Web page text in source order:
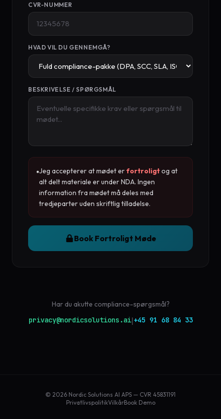
CVR-NUMMER
HVAD VIL DU GENNEMGÅ?
BESKRIVELSE / SPØRGSMÅL
Jeg accepterer at mødet erfortroligtog at
alt delt materiale er under NDA. Ingen
information fra mødet må deles med
tredjeparter uden skriftlig tilladelse.
Book Fortroligt Møde
Har du akutte compliance-spørgsmål?
privacy@nordicsolutions.ai| +45 91 68 84 33
© 2026 Nordic Solutions AI APS — CVR 45831191
PrivatlivspolitikVilkårBook Demo